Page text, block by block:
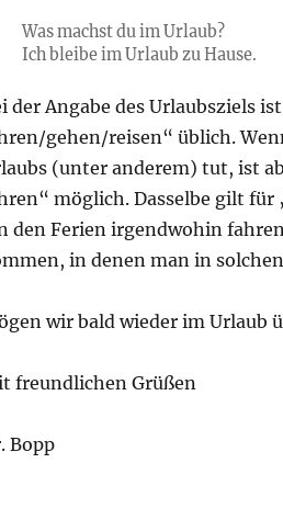
Was machst du im Urlaub?
Ich bleibe im Urlaub zu Hause.
der Angabe des Urlaubsziels
gehen/reisen“ üblich.
(unter anderem) tut, ist
möglich. Dasselbe gilt
den Ferien irgendwohin
in denen man in
wir bald wieder im Urlaub
freundlichen Grüßen
Bopp